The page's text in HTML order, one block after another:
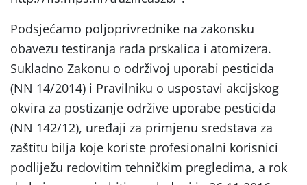
Podsjećamo poljoprivrednike na zakonsku
obavezu testiranja rada prskalica i atomizera.
Sukladno Zakonu o održivoj uporabi pesticida
(NN 14/2014) i Pravilniku o uspostavi akcijskog
okvira za postizanje održive uporabe pesticida
(NN 142/12), uređaji za primjenu sredstava za
zaštitu bilja koje koriste profesionalni korisnici
podliježu redovitim tehničkim pregledima, a rok